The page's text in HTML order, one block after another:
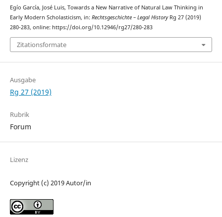
Egío García, José Luis, Towards a New Narrative of Natural Law Thinking in
Early Modern Scholasticism, in: Rechtsgeschichte – Legal HistoryRg 27 (2019)
280-283, online: https://doi.org/10.12946/rg27/280-283
Zitationsformate
Ausgabe
Rg 27 (2019)
Rubrik
Forum
Lizenz
Copyright (c) 2019 Autor/in